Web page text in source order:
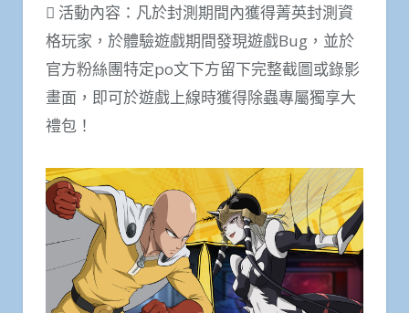
 活動內容：凡於封測期間內獲得菁英封測資
格玩家，於體驗遊戲期間發現遊戲Bug，並於
官方粉絲團特定po文下方留下完整截圖或錄影
畫面，即可於遊戲上線時獲得除蟲專屬獨享大
禮包！